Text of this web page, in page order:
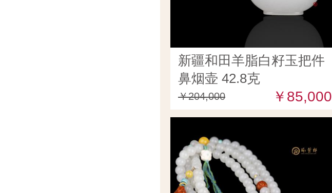
新疆和田羊脂白籽玉把件
鼻烟壶 42.8克
￥204,000 ￥85,000